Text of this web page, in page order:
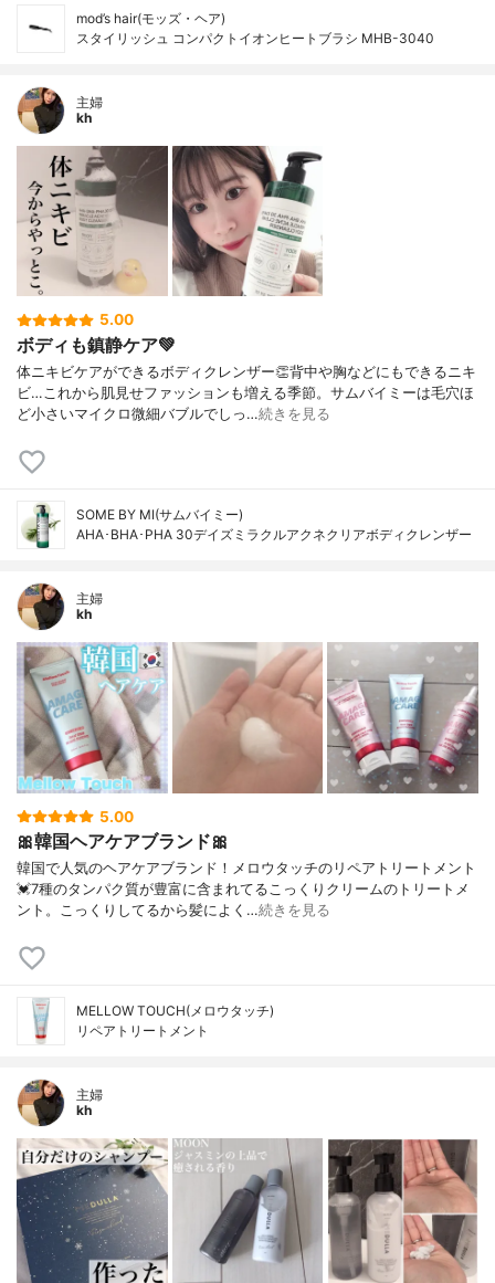
mod’s hair(モッズ・ヘア)
スタイリッシュ コンパクトイオンヒートブラシ MHB-3040
主婦
kh
5.00
ボディも鎮静ケア💚
体ニキビケアができるボディクレンザー👏背中や胸などにもできるニキ
ビ…これから肌見せファッションも増える季節。サムバイミーは毛穴ほ
ど小さいマイクロ微細バブルでしっ…続きを見る
SOME BY MI(サムバイミー)
AHA･BHA･PHA 30デイズミラクルアクネクリアボディクレンザー
主婦
kh
5.00
🎀韓国ヘアケアブランド🎀
韓国で人気のヘアケアブランド！メロウタッチのリペアトリートメント
💓7種のタンパク質が豊富に含まれてるこっくりクリームのトリートメ
ント。こっくりしてるから髪によく…続きを見る
MELLOW TOUCH(メロウタッチ)
リペアトリートメント
主婦
kh